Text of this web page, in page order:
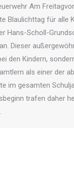
Am
Blaulichttag für alle
Hans-Scholl-
Dieser
den Kindern,
als einer der
im gesamten
trafen daher